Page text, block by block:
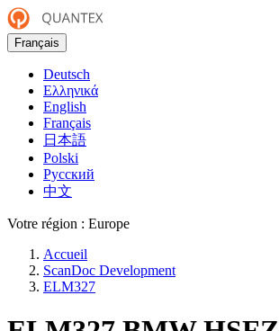
Français
Deutsch
Ελληνικά
English
Français
日本語
Polski
Русский
中文
Votre région : Europe
Accueil
ScanDoc Development
ELM327